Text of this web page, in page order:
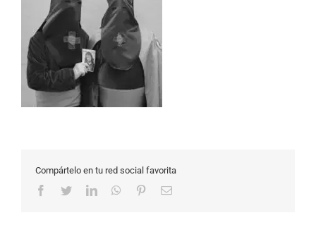
Compártelo en tu red social favorita
Facebook
TwitterLinkedInWhatsApp
PinterestCorreo